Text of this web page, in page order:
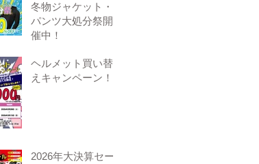
冬物ジャケット・
パンツ大処分祭開
催中！
ヘルメット買い替
えキャンペーン！
2026年大決算セー